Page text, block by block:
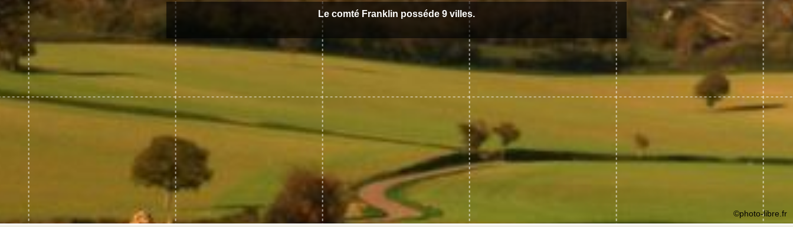
Le comté Franklin posséde 9 villes.
©photo-libre.fr